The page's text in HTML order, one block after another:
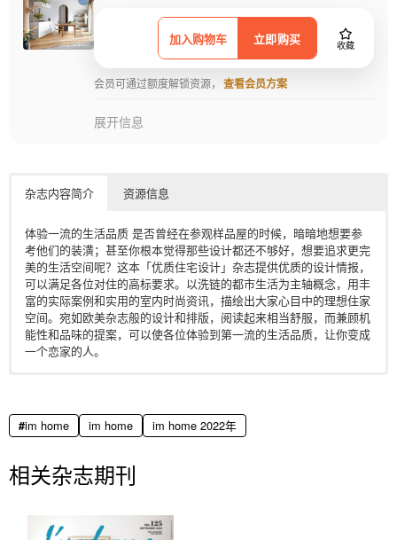
加入购物车 立即购买 收藏
会员可通过额度解锁资源， 查看会员方案
展开信息
杂志内容简介 资源信息
体验一流的生活品质 是否曾经在参观样品屋的时候，暗暗地想要参
考他们的装潢；甚至你根本觉得那些设计都还不够好，想要追求更完
美的生活空间呢？这本「优质住宅设计」杂志提供优质的设计情报，
可以满足各位对住的高标要求。以洗链的都市生活为主轴概念，用丰
富的实际案例和实用的室内时尚资讯，描绘出大家心目中的理想住家
空间。宛如欧美杂志般的设计和排版，阅读起来相当舒服，而兼顾机
能性和品味的提案，可以使各位体验到第一流的生活品质，让你变成
一个恋家的人。
im home im home im home 2022年
相关杂志期刊